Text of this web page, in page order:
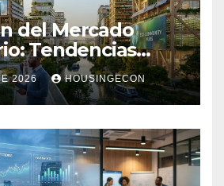
del Mercado
Tendencias
2026 HOUSINGECON